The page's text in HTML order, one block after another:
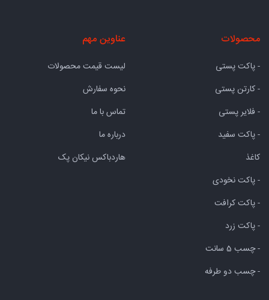
محصولات
- پاکت پستی
- کارتن پستی
- فلایر پستی
- پاکت سفید
کاغذ
- پاکت نخودی
- پاکت کرافت
- پاکت زرد
- چسب 5 سانت
- چسب دو طرفه
عناوین مهم
لیست قیمت محصولات
نحوه سفارش
تماس با ما
درباره ما
هاردباکس نیکان پک